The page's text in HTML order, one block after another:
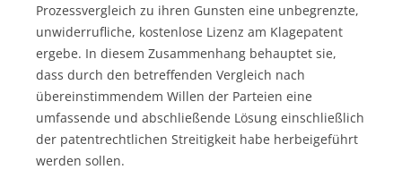
Prozessvergleich zu ihren Gunsten eine unbegrenzte,
unwiderrufliche, kostenlose Lizenz am Klagepatent
ergebe. In diesem Zusammenhang behauptet sie,
dass durch den betreffenden Vergleich nach
übereinstimmendem Willen der Parteien eine
umfassende und abschließende Lösung einschließlich
der patentrechtlichen Streitigkeit habe herbeigeführt
werden sollen.